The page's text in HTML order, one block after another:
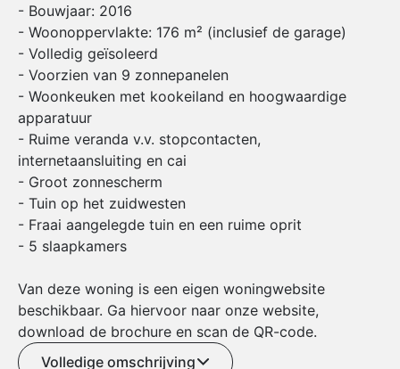
- Bouwjaar: 2016
- Woonoppervlakte: 176 m² (inclusief de garage)
- Volledig geïsoleerd
- Voorzien van 9 zonnepanelen
- Woonkeuken met kookeiland en hoogwaardige
apparatuur
- Ruime veranda v.v. stopcontacten,
internetaansluiting en cai
- Groot zonnescherm
- Tuin op het zuidwesten
- Fraai aangelegde tuin en een ruime oprit
- 5 slaapkamers
Van deze woning is een eigen woningwebsite
beschikbaar. Ga hiervoor naar onze website,
download de brochure en scan de QR-code.
Volledige omschrijving